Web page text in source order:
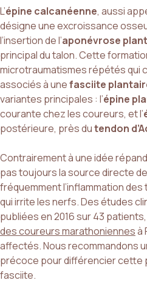
L’épine calcanéenne, aussi
désigne une excroissance
l’insertion de l’aponévrose
principal du talon. Cette
microtraumatismes répétés qui
associés à unefasciite
variantes principales : l’épine
courante chez les coureurs, et l’
postérieure, près dutendon
Contrairement à une idée
pas toujours la source directe
fréquemment l’inflammation
qui irrite les nerfs. Des études
publiées en 2016 sur 43
des coureurs marathoniennesà
affectés. Nous recommandons
précoce pour différencier cette
fasciite.